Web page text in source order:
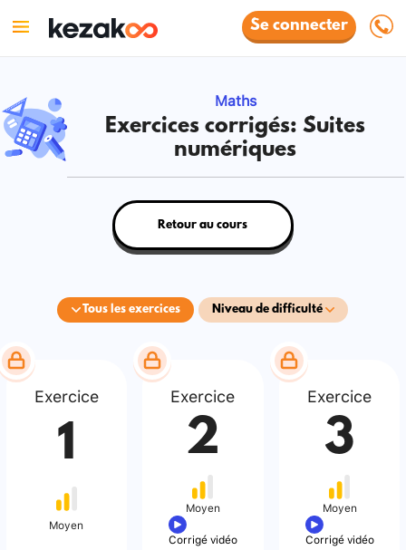
Se connecter
Maths
Exercices corrigés: Suites
numériques
Tous les exercices Niveau de difficulté
Retour au cours
Exercice
1
Moyen
Exercice
2
Moyen
Corrigé vidéo
Exercice
3
Moyen
Corrigé vidéo